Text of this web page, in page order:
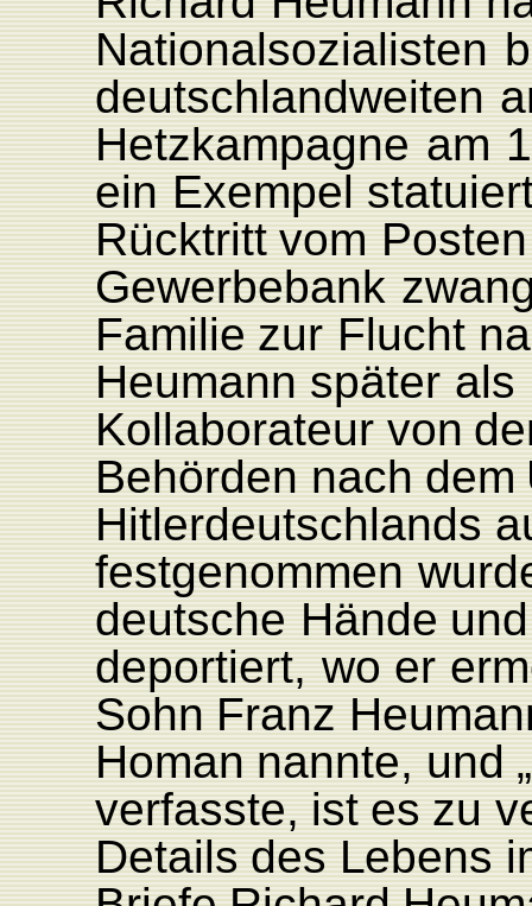
Nationalsozialisten
deutschlandweiten
Hetzkampagne am
ein Exempel
Rücktritt vom P
Gewerbebank
Familie zur Flucht
Heumann später als
Kollaborateur von
Behördennach dem
Hitlerdeutschlands
festgenommen
deutsche Hände
deportiert, wo er
Sohn Franz
Homan nannte, und
verfasste, ist es zu
Details des Lebens